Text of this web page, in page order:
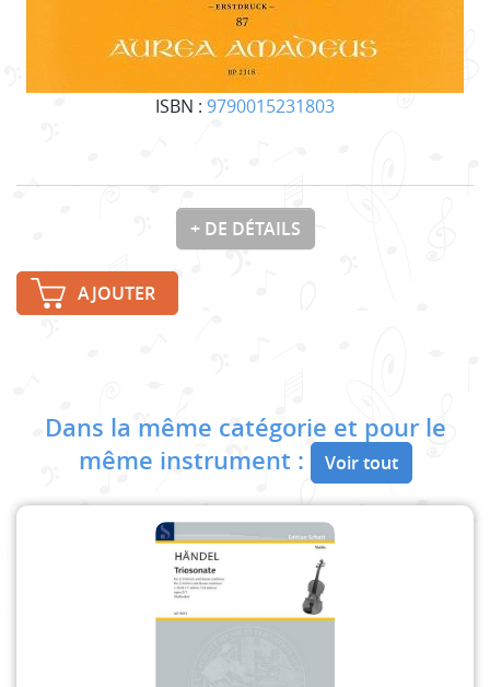
ISBN : 9790015231803
+ DE DÉTAILS
AJOUTER
Dans la même catégorie et pour le
même instrument :
Voir tout